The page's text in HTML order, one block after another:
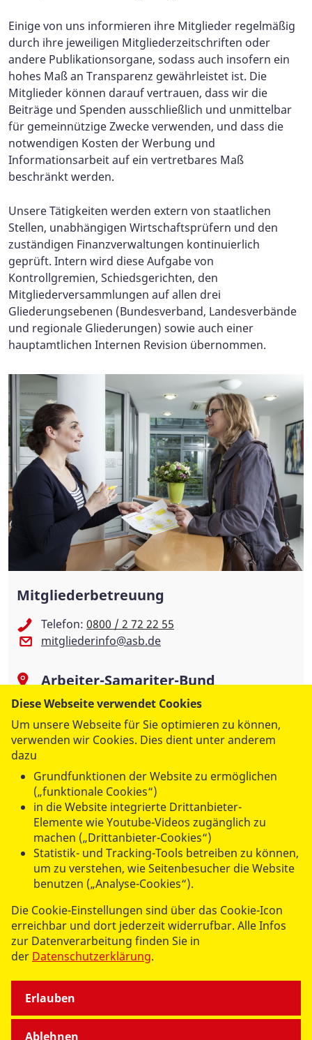
Einige von uns informieren ihre Mitglieder regelmäßig
durch ihre jeweiligen Mitgliederzeitschriften oder
andere Publikationsorgane, sodass auch insofern ein
hohes Maß an Transparenz gewährleistet ist. Die
Mitglieder können darauf vertrauen, dass wir die
Beiträge und Spenden ausschließlich und unmittelbar
für gemeinnützige Zwecke verwenden, und dass die
notwendigen Kosten der Werbung und
Informationsarbeit auf ein vertretbares Maß
beschränkt werden.
Unsere Tätigkeiten werden extern von staatlichen
Stellen, unabhängigen Wirtschaftsprüfern und den
zuständigen Finanzverwaltungen kontinuierlich
geprüft. Intern wird diese Aufgabe von
Kontrollgremien, Schiedsgerichten, den
Mitgliederversammlungen auf allen drei
Gliederungsebenen (Bundesverband, Landesverbände
und regionale Gliederungen) sowie auch einer
hauptamtlichen Internen Revision übernommen.
Mitgliederbetreuung
Telefon: 0800 / 2 72 22 55
mitgliederinfo@asb.de
Arbeiter-Samariter-Bund
Deutschland e. V.
Sülzburgstraße 140
50937 Köln
UNSERE ANGEBOTE
SPENDEN & STIFTEN
ÜBER UNS
Diese Webseite verwendet Cookies
Um unsere Webseite für Sie optimieren zu können,
verwenden wir Cookies. Dies dient unter anderem
dazu
Grundfunktionen der Website zu ermöglichen
(„funktionale Cookies“)
in die Website integrierte Drittanbieter-
Elemente wie Youtube-Videos zugänglich zu
machen („Drittanbieter-Cookies“)
Statistik- und Tracking-Tools betreiben zu können,
um zu verstehen, wie Seitenbesucher die Website
benutzen („Analyse-Cookies“).
Die Cookie-Einstellungen sind über das Cookie-Icon
erreichbar und dort jederzeit widerrufbar. Alle Infos
zur Datenverarbeitung finden Sie in
der Datenschutzerklärung.
Ablehnen
Erlauben